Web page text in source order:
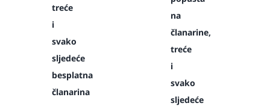
treće
i
svako
sljedeće
besplatna
članarina
na
članarine,
treće
i
svako
sljedeće